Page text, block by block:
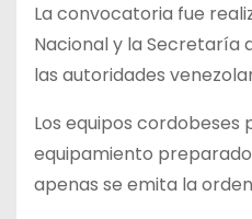
La convocatoria fue
Nacional y la Secretaría
las autoridades
Los equipos
equipamiento
apenas se emita la